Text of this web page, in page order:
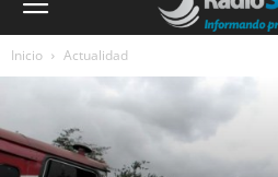
Inicio Actualidad